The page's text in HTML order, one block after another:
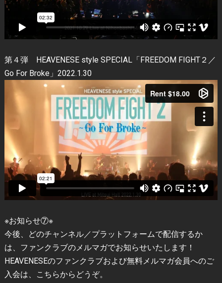
第４弾 HEAVENESE style SPECIAL「FREEDOM FIGHT２／
Go For Broke」2022.1.30
※お知らせ⑦※
今後、どのチャンネル／プラットフォームで配信するか
は、ファンクラブのメルマガでお知らせいたします！
HEAVENESEのファンクラブおよび無料メルマガ会員へのご
入会は、こちらからどうぞ。